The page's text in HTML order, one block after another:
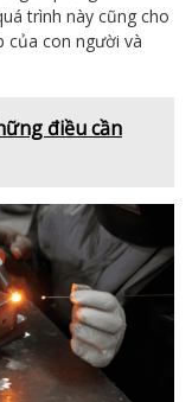
trình này cũng cho
của con người và
điều cần